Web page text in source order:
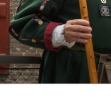
Ga
naar
de
inhoud